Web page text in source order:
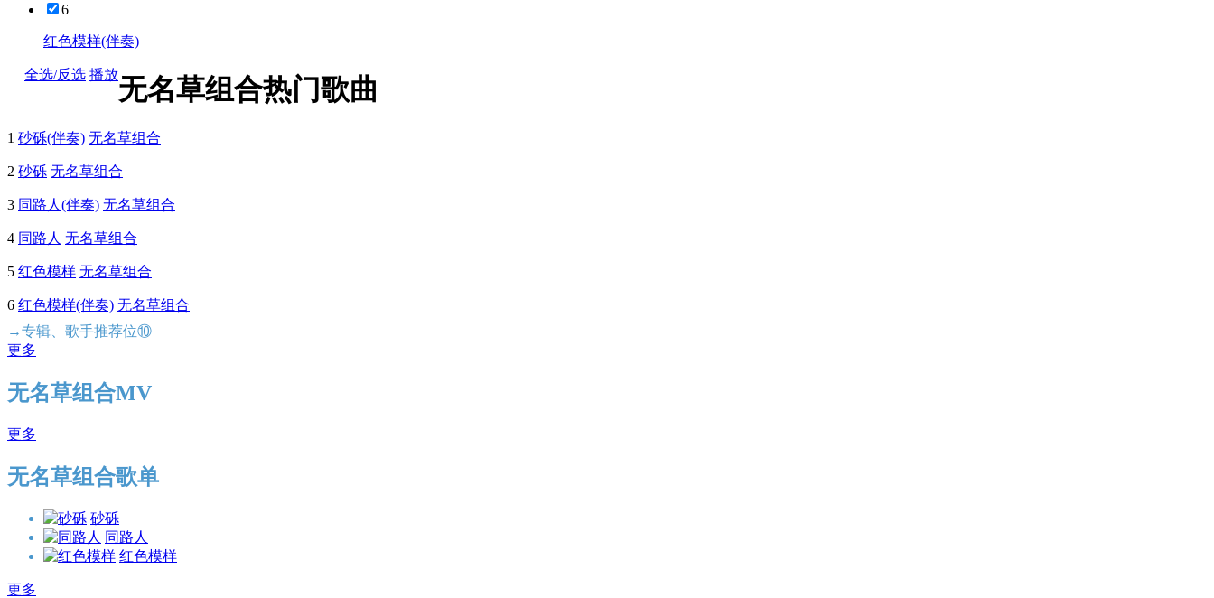
6
红色模样(伴奏)
全选/反选 播放无名草组合热门歌曲
1 砂砾(伴奏) 无名草组合
2 砂砾 无名草组合
3 同路人(伴奏) 无名草组合
4 同路人 无名草组合
5 红色模样 无名草组合
6 红色模样(伴奏) 无名草组合
→专辑、歌手推荐位⑩
更多
无名草组合MV
更多
无名草组合歌单
砂砾
同路人
红色模样
更多